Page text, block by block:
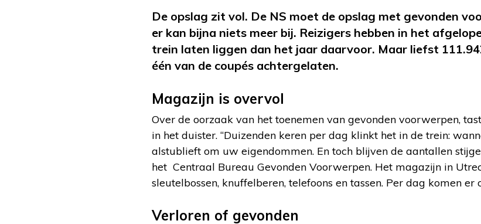
De opslag zit vol. De NS moet de opslag met gevonden
er kan bijna niets meer bij. Reizigers hebben in het
trein laten liggen dan het jaar daarvoor. Maar liefst
één van de coupés achtergelaten.
Magazijn is overvol
Over de oorzaak van het toenemen van gevonden voorwerpen,
in het duister. “Duizenden keren per dag klinkt het in de trein:
alstublieft om uw eigendommen. En toch blijven de aantallen
het Centraal Bureau Gevonden Voorwerpen. Het magazijn in
sleutelbossen, knuffelberen, telefoons en tassen. Per dag komen
Verloren of gevonden